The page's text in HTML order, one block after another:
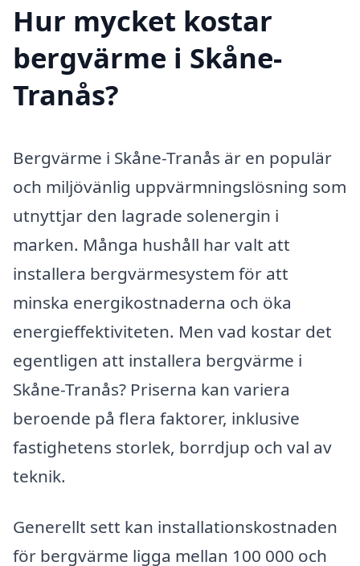
Hur mycket kostar
bergvärme i Skåne-
Tranås?
Bergvärme i Skåne-Tranås är en populär
och miljövänlig uppvärmningslösning som
utnyttjar den lagrade solenergin i
marken. Många hushåll har valt att
installera bergvärmesystem för att
minska energikostnaderna och öka
energieffektiviteten. Men vad kostar det
egentligen att installera bergvärme i
Skåne-Tranås? Priserna kan variera
beroende på flera faktorer, inklusive
fastighetens storlek, borrdjup och val av
teknik.
Generellt sett kan installationskostnaden
för bergvärme ligga mellan 100 000 och